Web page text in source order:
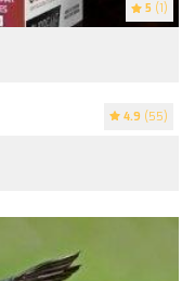
5 (1)
4.9 (55)